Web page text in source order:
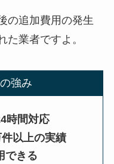
の追加費用の発生
た業者ですよ。
強み
時間対応
以上の実績
できる